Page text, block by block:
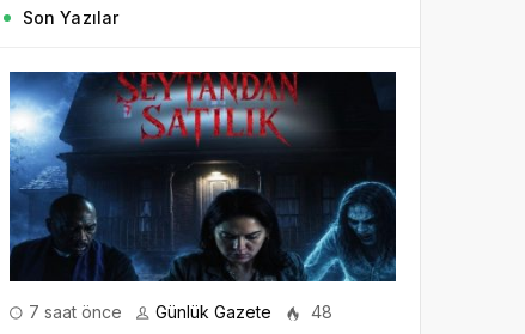
Son Yazılar
7 saat önce Günlük Gazete 48